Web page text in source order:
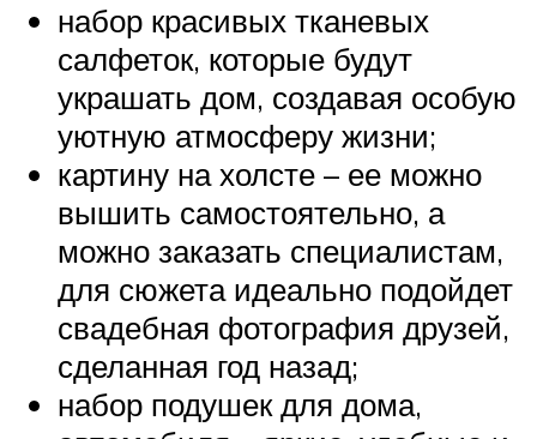
набор красивых тканевых
салфеток, которые будут
украшать дом, создавая особую
уютную атмосферу жизни;
картину на холсте – ее можно
вышить самостоятельно, а
можно заказать специалистам,
для сюжета идеально подойдет
свадебная фотография друзей,
сделанная год назад;
набор подушек для дома,